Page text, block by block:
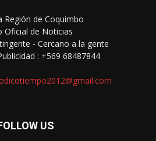
Región de Coquimbo
Oficial de Noticias
- Cercano a la gente
: +569 68487844
US